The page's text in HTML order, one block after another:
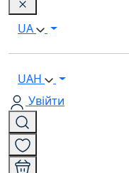
UA
UAH
Увійти